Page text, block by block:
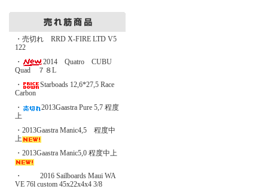
・売切れ RRD X-FIRE LTD V5
122
・
2014 Quatro CUBU
Quad ７８L
・
Starboads 12,6*27,5 Race
Carbon
・
2013Gaastra Pure 5,7 程度
上
・2013Gaastra Manic4,5 程度中
上
・2013Gaastra Manic5,0 程度中上
・
2016 Sailboards Maui WA
VE 76l custom 45x22x4x4 3/8